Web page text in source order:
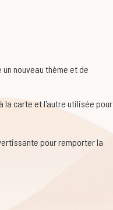
nouveau thème et de
la carte et l'autre utilisée pour
pour remporter la